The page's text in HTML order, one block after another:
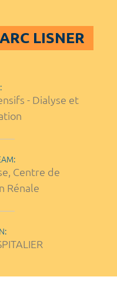
LISNER
- Dialyse et
Centre de
Rénale